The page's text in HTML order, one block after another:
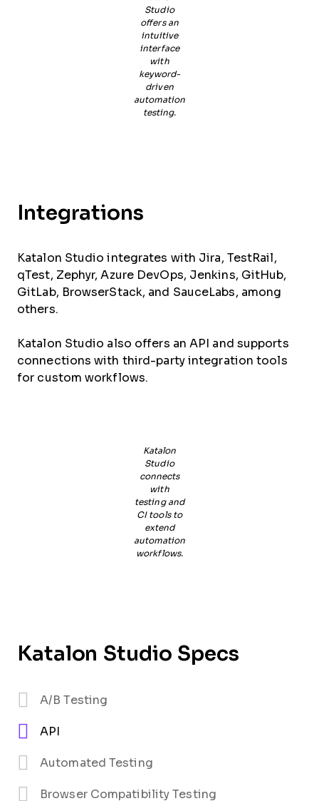
Studio
offers an
intuitive
interface
with
keyword-
driven
automation
testing.
Integrations
Katalon Studio integrates with Jira, TestRail,
qTest, Zephyr, Azure DevOps, Jenkins, GitHub,
GitLab, BrowserStack, and SauceLabs, among
others.
Katalon Studio also offers an API and supports
connections with third-party integration tools
for custom workflows.
Katalon
Studio
connects
with
testing and
CI tools to
extend
automation
workflows.
Katalon Studio Specs
A/B Testing
API
Automated Testing
Browser Compatibility Testing